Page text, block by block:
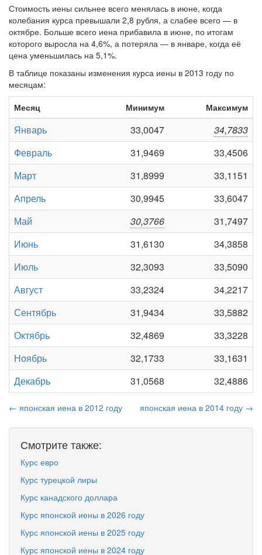
Стоимость иены сильнее всего менялась в июне, когда
колебания курса превышали 2,8 рубля, а слабее всего — в
октябре. Больше всего иена прибавила в июне, по итогам
которого выросла на 4,6%, а потеряла — в январе, когда её
цена уменьшилась на 5,1%.
В таблице показаны изменения курса иены в 2013 году по
месяцам:
Месяц
Минимум Максимум
Январь 33,0047
34,7833
Февраль
31,9469
33,4506
Март
31,8999
33,1151
Апрель
30,9945
33,6047
Май
30,3766
31,7497
Июнь
31,6130
34,3858
Июль
32,3093
33,5090
Август
33,2324
34,2217
Сентябрь
31,9434
33,5882
Октябрь
32,4869
33,3228
Ноябрь
32,1733
33,1631
Декабрь
31,0568 32,4886
← японская иена в 2012 году японская иена в 2014 году →
Смотрите также:
Курс евро
Курс турецкой лиры
Курс канадского доллара
Курс японской иены в 2026 году
Курс японской иены в 2025 году
Курс японской иены в 2024 году